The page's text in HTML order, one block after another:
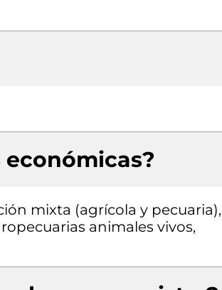
económicas?
mixta (agrícola y pecuaria),
animales vivos,